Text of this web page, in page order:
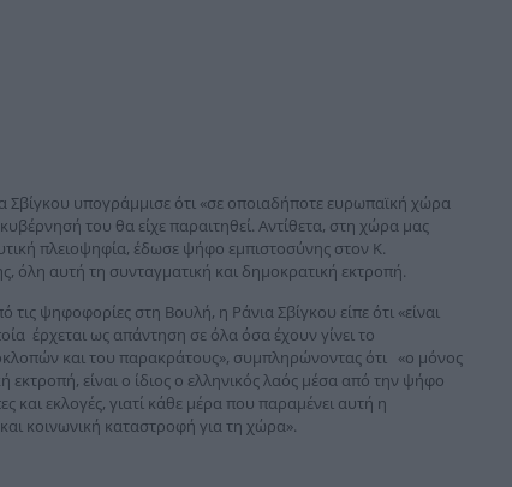
υπογράμμισε ότι «σε οποιαδήποτε ευρωπαϊκή χώρα
του θα είχε παραιτηθεί. Αντίθετα, στη χώρα μας
πλειοψηφία, έδωσε ψήφο εμπιστοσύνης στον Κ.
όλη αυτή τη συνταγματική και δημοκρατική εκτροπή.
ψηφοφορίες στη Βουλή, η Ράνια Σβίγκου είπε ότι «είναι
έρχεται ως απάντηση σε όλα όσα έχουν γίνει το
και του παρακράτους», συμπληρώνοντας ότι «ο μόνος
είναι ο ίδιος ο ελληνικός λαός μέσα από την ψήφο
και εκλογές, γιατί κάθε μέρα που παραμένει αυτή η
κοινωνική καταστροφή για τη χώρα».